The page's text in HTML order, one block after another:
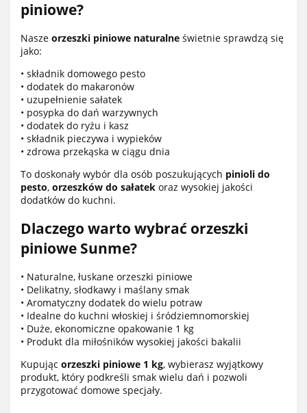
piniowe?
Nasze orzeszki piniowe naturalne świetnie sprawdzą się
jako:
• składnik domowego pesto
• dodatek do makaronów
• uzupełnienie sałatek
• posypka do dań warzywnych
• dodatek do ryżu i kasz
• składnik pieczywa i wypieków
• zdrowa przekąska w ciągu dnia
To doskonały wybór dla osób poszukujących pinioli do
pesto, orzeszków do sałatek oraz wysokiej jakości
dodatków do kuchni.
Dlaczego warto wybrać orzeszki
piniowe Sunme?
• Naturalne, łuskane orzeszki piniowe
• Delikatny, słodkawy i maślany smak
• Aromatyczny dodatek do wielu potraw
• Idealne do kuchni włoskiej i śródziemnomorskiej
• Duże, ekonomiczne opakowanie 1 kg
• Produkt dla miłośników wysokiej jakości bakalii
Kupując orzeszki piniowe 1 kg, wybierasz wyjątkowy
produkt, który podkreśli smak wielu dań i pozwoli
przygotować domowe specjały.